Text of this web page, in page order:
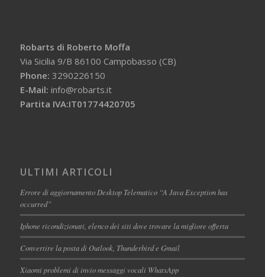
Robarts di Roberto Moffa
Via Sicilia 9/B 86100 Campobasso (CB)
Phone: 3290226150
E-Mail: info@robarts.it
Partita IVA:IT01774420705
ULTIMI ARTICOLI
Errore di aggiornamento Desktop Telematico “A Java Exception has
occurred”
Iphone ricondizionati, elenco dei siti dove trovare la migliore offerta
Convertire la posta di Outlook, Thunderbird e Gmail
Xiaomi problemi di invio messaggi vocali WhatsApp